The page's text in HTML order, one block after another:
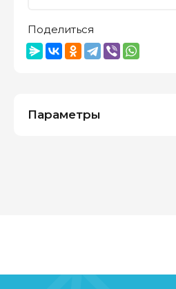
Поделиться
Параметры